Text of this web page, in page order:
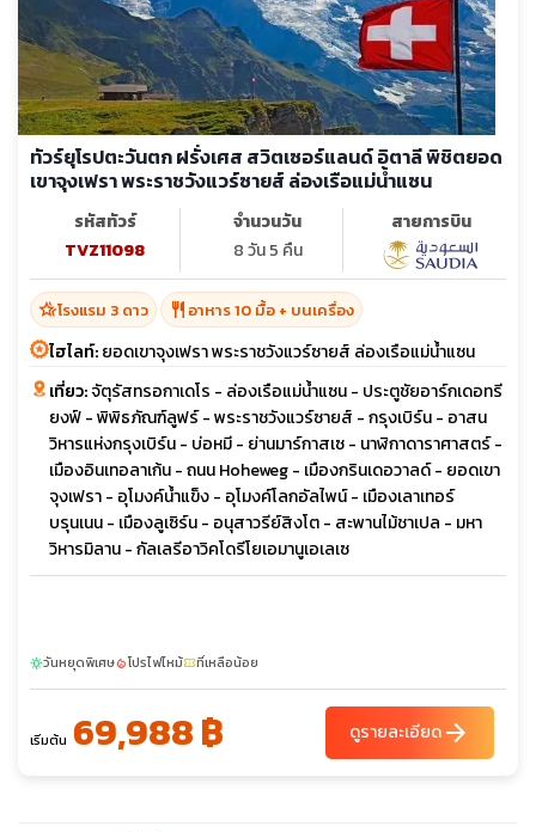
ทัวร์ยุโรปตะวันตก ฝรั่งเศส สวิตเซอร์แลนด์ อิตาลี พิชิตยอด
เขาจุงเฟรา พระราชวังแวร์ซายส์ ล่องเรือแม่น้ำแซน
รหัสทัวร์
TVZ11098
จำนวนวัน
8 วัน 5 คืน
สายการบิน
hotel_classโรงแรม 3 ดาว restaurant อาหาร 10 มื้อ + บนเครื่อง
ไฮไลท์:ยอดเขาจุงเฟรา พระราชวังแวร์ซายส์ ล่องเรือแม่น้ำแซน
เที่ยว:จัตุรัสทรอกาเดโร - ล่องเรือแม่น้ำแซน - ประตูชัยอาร์กเดอทรี
ยงฟ์ - พิพิธภัณฑ์ลูฟร์ - พระราชวังแวร์ซายส์ - กรุงเบิร์น - อาสน
วิหารแห่งกรุงเบิร์น - บ่อหมี - ย่านมาร์กาสเซ - นาฬิกาดาราศาสตร์ -
เมืองอินเทอลาเก้น - ถนน Hoheweg - เมืองกรินเดอวาลด์ - ยอดเขา
จุงเฟรา - อุโมงค์น้ำแข็ง - อุโมงค์โลกอัลไพน์ - เมืองเลาเทอร์
บรุนเนน - เมืองลูเซิร์น - อนุสาวรีย์สิงโต - สะพานไม้ชาเปล - มหา
วิหารมิลาน - กัลเลรีอาวิคโดรีโยเอมานูเอเลเซ
sunnyวันหยุดพิเศษlocal_fire_departmentโปรไฟไหม้confirmation_numberที่เหลือน้อย
เริ่มต้น 69,988 ฿ ดูรายละเอียดarrow_forward